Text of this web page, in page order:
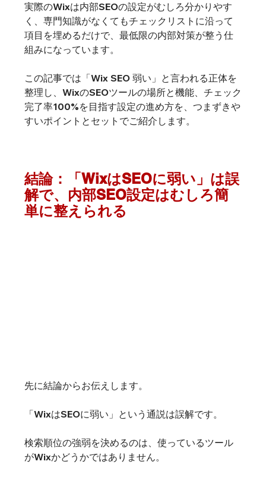
実際のWixは内部SEOの設定がむしろ分かりやす
く、専門知識がなくてもチェックリストに沿って
項目を埋めるだけで、最低限の内部対策が整う仕
組みになっています。
この記事では「Wix SEO 弱い」と言われる正体を
整理し、WixのSEOツールの場所と機能、チェック
完了率100%を目指す設定の進め方を、つまずきや
すいポイントとセットでご紹介します。
結論：「WixはSEOに弱い」は誤
解で、内部SEO設定はむしろ簡
単に整えられる
先に結論からお伝えします。
「WixはSEOに弱い」という通説は誤解です。
検索順位の強弱を決めるのは、使っているツール
がWixかどうかではありません。